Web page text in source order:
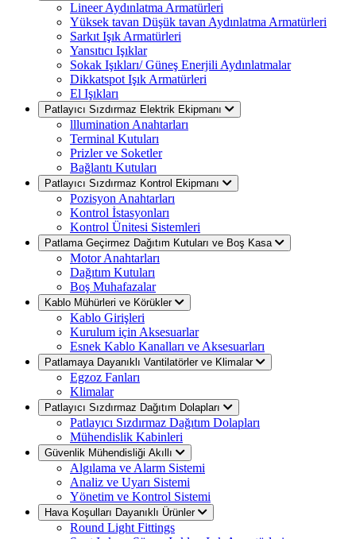
Lineer Aydınlatma Armatürleri
Yüksek tavan Düşük tavan Aydınlatma Armatürleri
Sarkıt Işık Armatürleri
Yansıtıcı Işıklar
Sokak Işıkları/ Güneş Enerjili Aydınlatmalar
Dikkatspot Işık Armatürleri
El Işıkları
Patlayıcı Sızdırmaz Elektrik Ekipmanı
lllumination Anahtarları
Terminal Kutuları
Prizler ve Soketler
Bağlantı Kutuları
Patlayıcı Sızdırmaz Kontrol Ekipmanı
Pozisyon Anahtarları
Kontrol İstasyonları
Kontrol Ünitesi Sistemleri
Patlama Geçirmez Dağıtım Kutuları ve Boş Kasa
Motor Anahtarları
Dağıtım Kutuları
Boş Muhafazalar
Kablo Mühürleri ve Körükler
Kablo Girişleri
Kurulum için Aksesuarlar
Esnek Kablo Kanalları ve Aksesuarları
Patlamaya Dayanıklı Vantilatörler ve Klimalar
Egzoz Fanları
Klimalar
Patlayıcı Sızdırmaz Dağıtım Dolapları
Patlayıcı Sızdırmaz Dağıtım Dolapları
Mühendislik Kabinleri
Güvenlik Mühendisliği Akıllı
Algılama ve Alarm Sistemi
Analiz ve Uyarı Sistemi
Yönetim ve Kontrol Sistemi
Hava Koşulları Dayanıklı Ürünler
Round Light Fittings